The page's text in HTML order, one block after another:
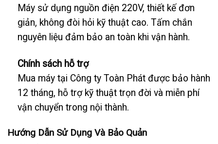
Máy sử dụng nguồn điện 220V, thiết kế đơn
giản, không đòi hỏi kỹ thuật cao. Tấm chắn
nguyên liệu đảm bảo an toàn khi vận hành.
Chính sách hỗ trợ
Mua máy tại Công ty Toàn Phát được bảo hành
12 tháng, hỗ trợ kỹ thuật trọn đời và miễn phí
vận chuyển trong nội thành.
Hướng Dẫn Sử Dụng Và Bảo Quản